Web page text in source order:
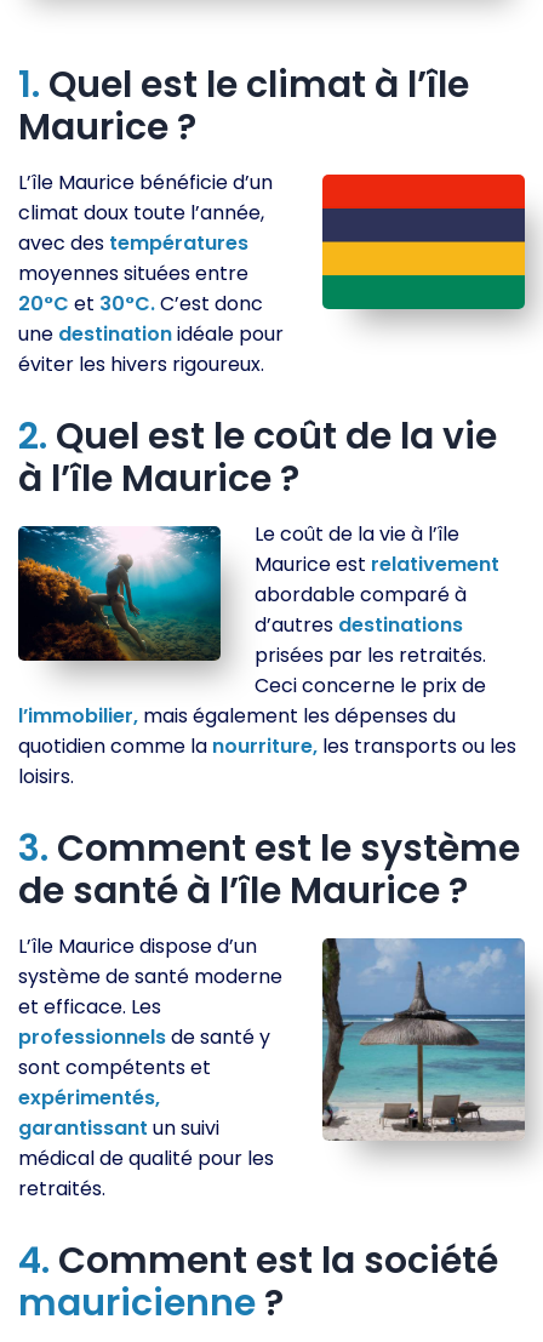
1. Quel est le climat à l’île
Maurice ?
L’île Maurice bénéficie d’un
climat doux toute l’année,
avec des températures
moyennes situées entre
20°C et 30°C.C’est donc
une destinationidéale pour
éviter les hivers rigoureux.
2. Quel est le coût de la vie
à l’île Maurice ?
Le coût de la vie à l’île
Maurice est relativement
abordable comparé à
d’autres destinations
prisées par les retraités.
Ceci concerne le prix de
l’immobilier, mais également les dépenses du
quotidien comme la nourriture, les transports ou les
loisirs.
3. Comment est le système
de santé à l’île Maurice ?
L’île Maurice dispose d’un
système de santé moderne
et efficace. Les
professionnelsde santé y
sont compétents et
expérimentés,
garantissant un suivi
médical de qualité pour les
retraités.
4. Comment est la société
mauricienne?